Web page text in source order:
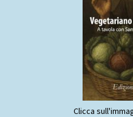
Clicca